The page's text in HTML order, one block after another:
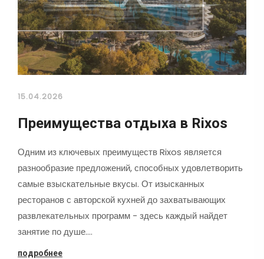
15.04.2026
Преимущества отдыха в Rixos
Одним из ключевых преимуществ Rixos является
разнообразие предложений, способных удовлетворить
самые взыскательные вкусы. От изысканных
ресторанов с авторской кухней до захватывающих
развлекательных программ - здесь каждый найдет
занятие по душе.…
подробнее